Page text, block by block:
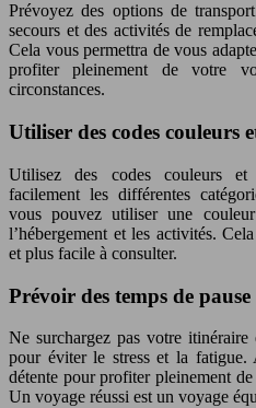
Prévoyez des options de
secours et des activités de
Cela vous permettra de vous
profiter pleinement de votre
circonstances.
Utiliser des codes couleurs
Utilisez des codes couleurs
facilement les différentes
vous pouvez utiliser une
l’hébergement et les activités.
et plus facile à consulter.
Prévoir des temps de pause
Ne surchargez pas votre itinéraire
pour éviter le stress et la fatigue.
détente pour profiter pleinement
Un voyage réussi est un voyage